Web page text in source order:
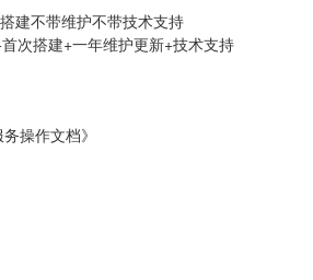
建不带维护不带技术支持
次搭建+一年维护更新+技术支持
操作文档》